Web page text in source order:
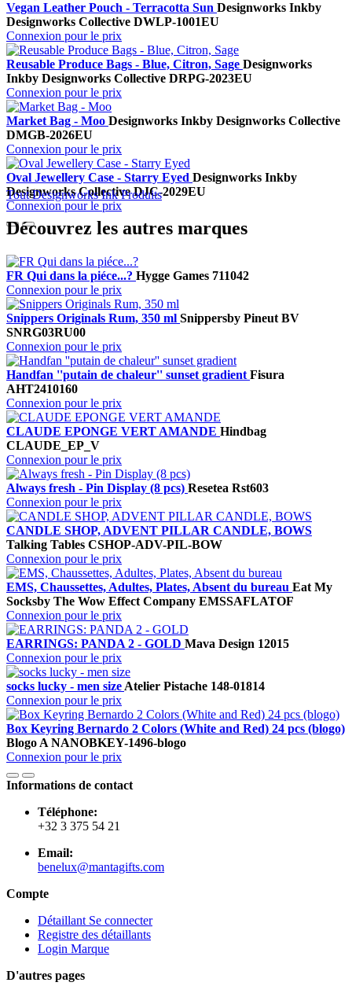
Vegan Leather Pouch - Terracotta Sun Designworks Inkby
Designworks Collective DWLP-1001EU
Connexion pour le prix
Reusable Produce Bags - Blue, Citron, Sage Designworks
Inkby Designworks Collective DRPG-2023EU
Connexion pour le prix
Market Bag - Moo Designworks Inkby Designworks Collective
DMGB-2026EU
Connexion pour le prix
Oval Jewellery Case - Starry Eyed Designworks Inkby
Designworks Collective DJC-2029EU
Connexion pour le prix
Tout Designworks Ink Produits
Découvrez les autres marques
FR Qui dans la piéce...? Hygge Games 711042
Connexion pour le prix
Snippers Originals Rum, 350 ml Snippersby Pineut BV
SNRG03RU00
Connexion pour le prix
Handfan ''putain de chaleur'' sunset gradient Fisura
AHT2410160
Connexion pour le prix
CLAUDE EPONGE VERT AMANDE Hindbag
CLAUDE_EP_V
Connexion pour le prix
Always fresh - Pin Display (8 pcs) Resetea Rst603
Connexion pour le prix
CANDLE SHOP, ADVENT PILLAR CANDLE, BOWS
Talking Tables CSHOP-ADV-PIL-BOW
Connexion pour le prix
EMS, Chaussettes, Adultes, Plates, Absent du bureau Eat My
Socksby The Wow Effect Company EMSSAFLATOF
Connexion pour le prix
EARRINGS: PANDA 2 - GOLD Mava Design 12015
Connexion pour le prix
socks lucky - men size Atelier Pistache 148-01814
Connexion pour le prix
Box Keyring Bernardo 2 Colors (White and Red) 24 pcs (blogo)
Blogo A NANOBKEY-1496-blogo
Connexion pour le prix
Informations de contact
Téléphone:
+32 3 375 54 21
Email:
benelux@mantagifts.com
Compte
Détaillant Se connecter
Registre des détaillants
Login Marque
D'autres pages